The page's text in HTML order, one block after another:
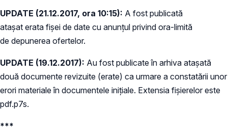
UPDATE (21.12.2017, ora 10:15): A fost publicată
atașat erata fișei de date cu anunțul privind ora-limită
de depunerea ofertelor.
UPDATE (19.12.2017): Au fost publicate în arhiva atașată
două documente revizuite (erate) ca urmare a constatării unor
erori materiale în documentele inițiale. Extensia fișierelor este
pdf.p7s.
***